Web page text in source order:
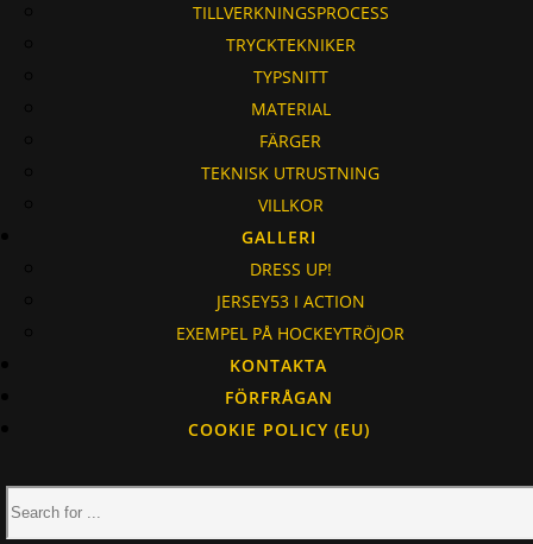
TILLVERKNINGSPROCESS
TRYCKTEKNIKER
TYPSNITT
MATERIAL
FÄRGER
TEKNISK UTRUSTNING
VILLKOR
GALLERI
DRESS UP!
JERSEY53 I ACTION
EXEMPEL PÅ HOCKEYTRÖJOR
KONTAKTA
FÖRFRÅGAN
COOKIE POLICY (EU)